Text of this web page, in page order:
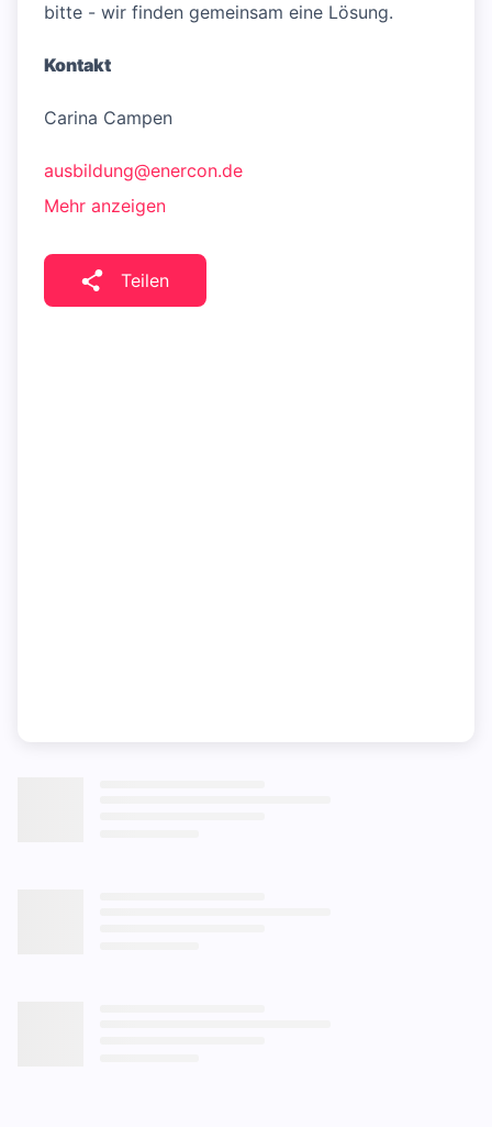
bitte - wir finden gemeinsam eine Lösung.
Kontakt
Carina Campen
ausbildung@enercon.de
Mehr anzeigen
Teilen